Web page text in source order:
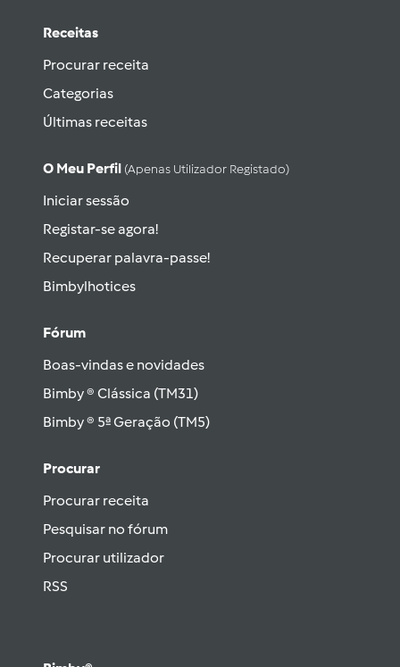
Receitas
Procurar receita
Categorias
Últimas receitas
O Meu Perfil (apenas Utilizador Registado)
Iniciar sessão
Registar-se agora!
Recuperar palavra-passe!
Bimbylhotices
Fórum
Boas-vindas e novidades
Bimby ® Clássica (TM31)
Bimby ® 5ª Geração (TM5)
Procurar
Procurar receita
Pesquisar no fórum
Procurar utilizador
RSS